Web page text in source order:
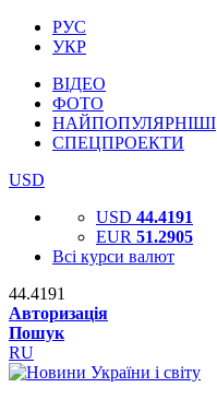
РУС
УКР
ВІДЕО
ФОТО
НАЙПОПУЛЯРНІШІ
СПЕЦПРОЕКТИ
USD
USD 44.4191
EUR 51.2905
Всі курси валют
44.4191
Авторизація
Пошук
RU